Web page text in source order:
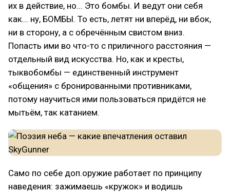
их в действие, но... Это бомбы. И ведут они себя
как... ну, БОМБЫ. То есть, летят ни вперёд, ни вбок,
ни в сторону, а с обречённым свистом вниз.
Попасть ими во что-то с приличного расстояния —
отдельный вид искусства. Но, как и кресты,
тыквобомбы — единственный инструмент
«общения» с бронированными противниками,
потому научиться ими пользоваться придётся не
мытьём, так катанием.
Само по себе доп.оружие работает по принципу
наведения: зажимаешь «кружок» и водишь